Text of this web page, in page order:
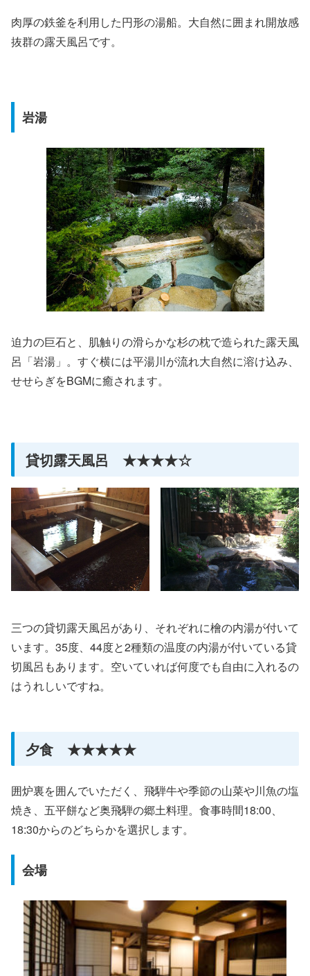
肉厚の鉄釜を利用した円形の湯船。大自然に囲まれ開放感
抜群の露天風呂です。
岩湯
迫力の巨石と、肌触りの滑らかな杉の枕で造られた露天風
呂「岩湯」。すぐ横には平湯川が流れ大自然に溶け込み、
せせらぎをBGMに癒されます。
貸切露天風呂 ★★★★☆
三つの貸切露天風呂があり、それぞれに檜の内湯が付いて
います。35度、44度と2種類の温度の内湯が付いている貸
切風呂もあります。空いていれば何度でも自由に入れるの
はうれしいですね。
夕食 ★★★★★
囲炉裏を囲んでいただく、飛騨牛や季節の山菜や川魚の塩
焼き、五平餅など奥飛騨の郷土料理。食事時間18:00、
18:30からのどちらかを選択します。
会場